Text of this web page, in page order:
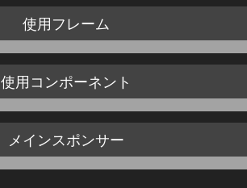
使用フレーム
使用コンポーネント
メインスポンサー